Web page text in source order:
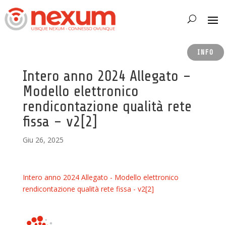
INFO
Intero anno 2024 Allegato –
Modello elettronico
rendicontazione qualità rete
fissa – v2[2]
Giu 26, 2025
Intero anno 2024 Allegato - Modello elettronico
rendicontazione qualità rete fissa - v2[2]